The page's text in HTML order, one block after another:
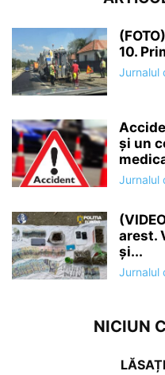
10.
Jurnalul
și un
Jurnalul
arest.
și...
Jurnalul
NICIUN